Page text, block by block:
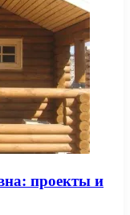
проекты и